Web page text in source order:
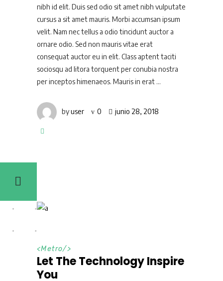
nibh id elit. Duis sed odio sit amet nibh vulputate
cursus a sit amet mauris. Morbi accumsan ipsum
velit. Nam nec tellus a odio tincidunt auctor a
ornare odio. Sed non mauris vitae erat
consequat auctor eu in elit. Class aptent taciti
sociosqu ad litora torquent per conubia nostra
per inceptos himenaeos. Mauris in erat
byuser 0 junio 28, 2018
<Metro/>
Let The Technology Inspire
You